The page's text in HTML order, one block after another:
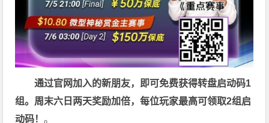
通过官网加入的新朋友，即可免费获得转盘启动码1
组。周末六日两天奖励加倍，每位玩家最高可领取2组启
动码！。